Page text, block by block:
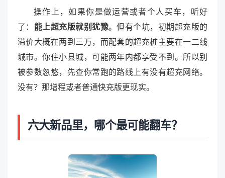
操作上，如果你是做运营或者个人买车，听好
了： 能上超充版就别犹豫。但有个坑，初期超充版的
溢价大概在两到三万，而配套的超充桩主要在一二线
城市。你住小县城，可能两年内都享受不到。所以别
被参数忽悠，先查你常跑的路线上有没有超充网络。
没有？那增程或者普通快充版更现实。
六大新品里，哪个最可能翻车？